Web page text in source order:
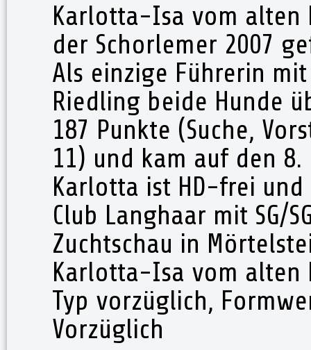
Karlotta-Isa vom alten
der Schorlemer 2007
Als einzige Führerin
Riedling beide Hunde
187 Punkte (Suche,
11) und kam auf den 8.
Karlotta ist HD-frei
Club Langhaar mit SG/
Zuchtschau in
Karlotta-Isa vom alten
Typ vorzüglich,
Vorzüglich